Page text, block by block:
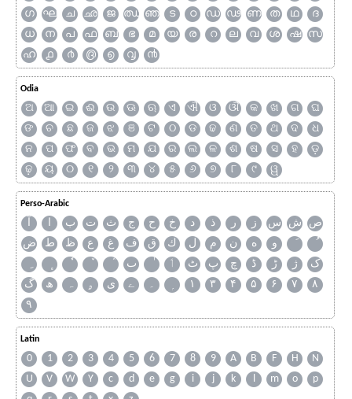
ഗ
ഘ ച ഛ ജ ഝ ഞ ട ഠ ഡ ഢ ണ ത ഥ
ദ
ധ
ന പ ഫ ബ ഭ മ യ ര റ ല വ ശ ഷ
സ
ഹ
൧ ൪ ൫ ൭ ൮ ൯
Odia
ଅ ଆ ଇ ଈ ଉ ଊ ଋ ଏ ଐ ଓ ଔ କ ଖ ଗ
ଘ
ଙ
ଚ ଛ ଜ ଝ ଞ ଟ ଠ ଡ ଢ ଣ ତ ଥ ଦ
ଧ
ନ
ପ ଫ ବ ଭ ମ ଯ ର ଲ ଳ ଶ ଷ ସ ହ
ଡ଼
ଢ଼
ୟ ୦ ୧ ୨ ୩ ୪ ୫ ୬ ୭ ୮ ୯ ୱ
Perso-Arabic
آ ا ب ت ث ج ح خ د ذ ر ز س ش ص
ض
ط ظ ع غ ف ق ك ل م ن ه
و
ٮ
ٲ ٹ پ چ ڈ ڑ ژ
ک
گ
ھ ہ ۄ ی ے ۔ ۱ ۳ ۴ ۵ ۶ ۷
۸
۹
Latin
0 1 2 3 4 5 6 7 8 9 A B F H
N
U
V W Y c d e g i j k l m o
p